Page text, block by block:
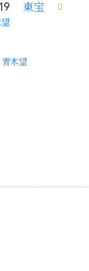
東宝
青木望